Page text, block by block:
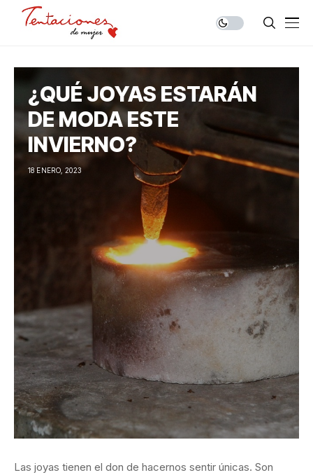
¿QUÉ JOYAS ESTARÁN
DE MODA ESTE
INVIERNO?
18 ENERO, 2023
Las joyas tienen el don de hacernos sentir únicas. Son